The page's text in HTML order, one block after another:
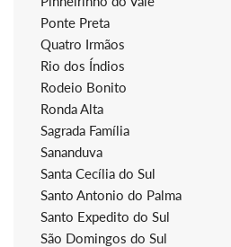
Ponte Preta
Quatro Irmãos
Rio dos Índios
Rodeio Bonito
Ronda Alta
Sagrada Família
Sananduva
Santa Cecília do Sul
Santo Antonio do Palma
Santo Expedito do Sul
São Domingos do Sul